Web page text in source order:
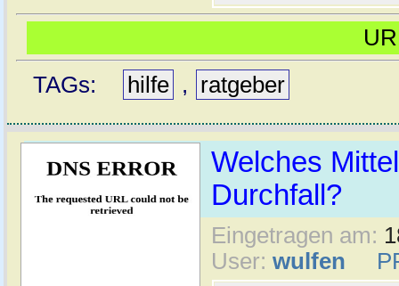
TAGs:
hilfe , ratgeber
Welches
Durchfall?
Eingetragen am:
User: wulfen